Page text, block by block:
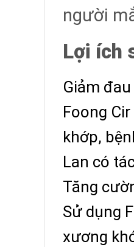
người
Lợi ích
Giảm
Foong
khớp,
Lan có
Tăng
Sử dụng
xương